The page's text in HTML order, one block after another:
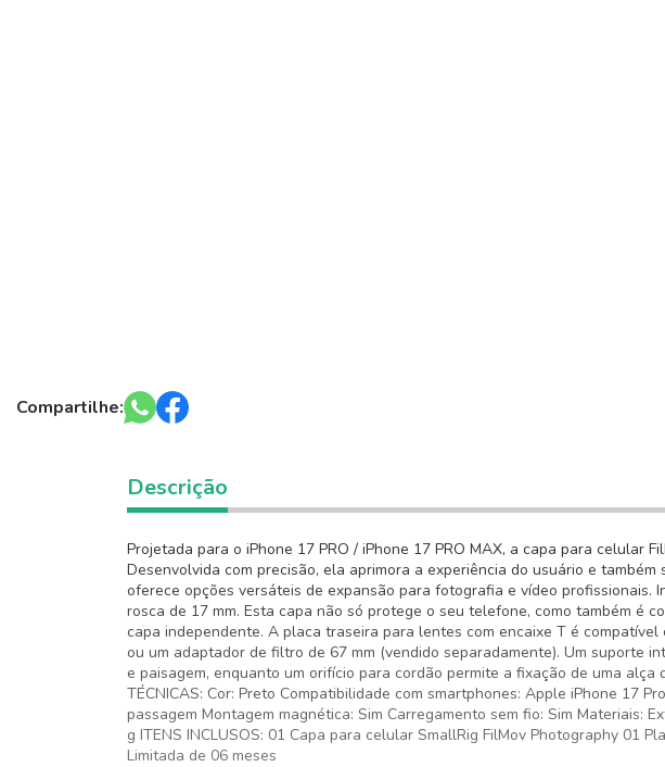
Compartilhe:
Descrição
Projetada para o iPhone 17 PRO / iPhone 17 PRO MAX, a capa para celular
Desenvolvida com precisão, ela aprimora a experiência do usuário e
oferece opções versáteis de expansão para fotografia e vídeo
rosca de 17 mm. Esta capa não só protege o seu telefone, como também é
capa independente. A placa traseira para lentes com encaixe T é
ou um adaptador de filtro de 67 mm (vendido separadamente). Um suporte
e paisagem, enquanto um orifício para cordão permite a fixação de uma
TÉCNICAS: Cor: Preto Compatibilidade com smartphones: Apple iPhone 17
passagem Montagem magnética: Sim Carregamento sem fio: Sim Materiais:
g ITENS INCLUSOS: 01 Capa para celular SmallRig FilMov Photography 01
Limitada de 06 meses